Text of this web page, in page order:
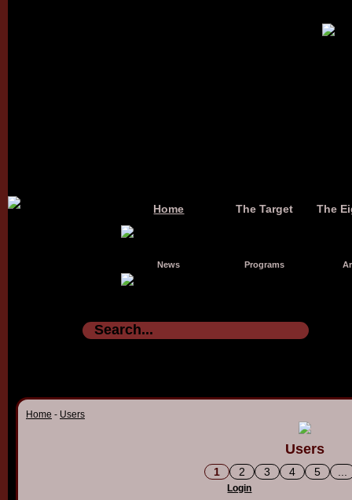
Home The Target The
News Programs
Home - Users
Users
1 2 3 4 5
Login